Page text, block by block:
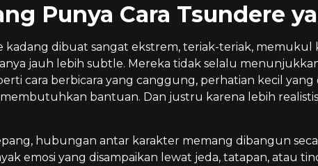
Punya Cara Tsundere
kadang dibuat sangat ekstrem, teriak-teriak, memukul
jauh lebih subtle. Mereka tidak selalu
cara berbicara yang canggung, perhatian kecil
bantuan. Dan justru karena lebih
hubungan antar karakter memang dibangun
emosi yang disampaikan lewat jeda, tatapan, atau